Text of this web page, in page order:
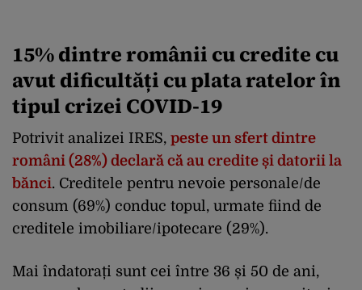
15% dintre românii cu credite cu
avut dificultăți cu plata ratelor în
tipul crizei COVID-19
Potrivit analizei IRES, peste un sfert dintre
români (28%) declară că au credite și datorii la
bănci. Creditele pentru nevoie personale/de
consum (69%) conduc topul, urmate fiind de
creditele imobiliare/ipotecare (29%).
Mai îndatorați sunt cei între 36 și 50 de ani,